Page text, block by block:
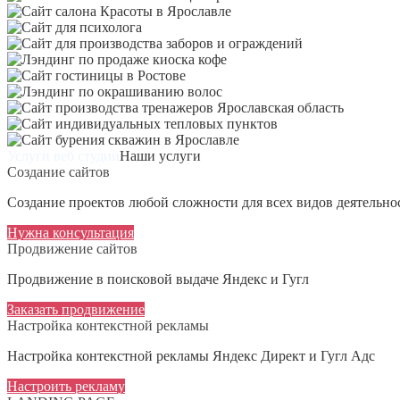
Наши услуги
Создание сайтов
Создание проектов любой сложности для всех видов
Нужна консультация
Продвижение сайтов
Продвижение в поисковой выдаче Яндекс и Гугл
Заказать продвижение
Настройка контекстной рекламы
Настройка контекстной рекламы Яндекс Директ и Гугл Адс
Настроить рекламу